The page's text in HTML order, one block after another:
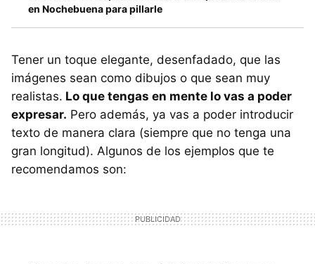
en Nochebuena para pillarle
Tener un toque elegante, desenfadado, que las
imágenes sean como dibujos o que sean muy
realistas. Lo que tengas en mente lo vas a poder
expresar. Pero además, ya vas a poder introducir
texto de manera clara (siempre que no tenga una
gran longitud). Algunos de los ejemplos que te
recomendamos son: